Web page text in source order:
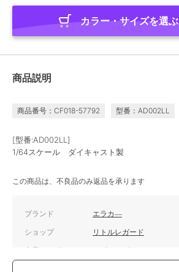
カラー・サイズを選ぶ
商品説明
商品番号：CF018-57792 型番：AD002LL
[型番:AD002LL]
1/64スケール ダイキャスト製
この商品は、不良品のみ返品を承ります
ブランド エラカ―
ショップ リトルレガード
商品カテゴリ ホビー・ゲーム
デルカー